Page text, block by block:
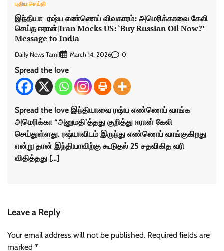
புதிய செய்தி
இந்தியா–ரஷ்ய எண்ணெய் விவகாரம்: அமெரிக்காவை கேலி
செய்த ஈரான்|Iran Mocks US: ‘Buy Russian Oil Now?’
Message to India
Daily News Tamil March 14, 2026 0
Spread the love
Spread the love இந்தியாவை ரஷ்ய எண்ணெய் வாங்க
அமெரிக்கா “அனுமதி’த்தது குறித்து ஈரான் கேலி
செய்துள்ளது. ரஷ்யாவிடம் இருந்து எண்ணெய் வாங்குகிறது
என்று தான் இந்தியாவிற்கு கூடுதல் 25 சதவிகித வரி
விதித்தது […]
Leave a Reply
Your email address will not be published. Required fields are
marked *